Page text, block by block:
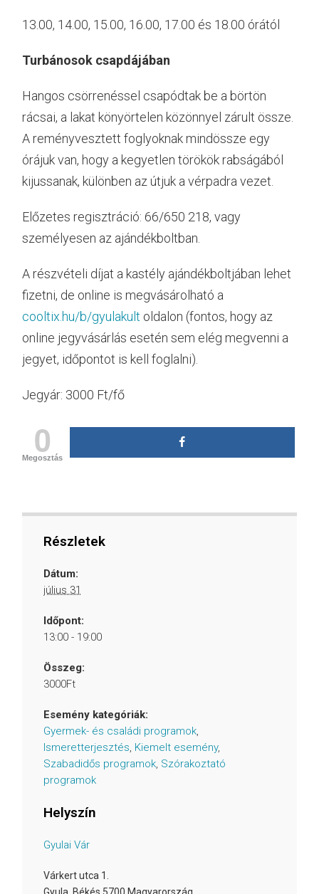
13.00, 14.00, 15.00, 16.00, 17.00 és 18.00 órától
Turbánosok csapdájában
Hangos csörrenéssel csapódtak be a börtön
rácsai, a lakat könyörtelen közönnyel zárult össze.
A reményvesztett foglyoknak mindössze egy
órájuk van, hogy a kegyetlen törökök rabságából
kijussanak, különben az útjuk a vérpadra vezet.
Előzetes regisztráció: 66/650 218, vagy
személyesen az ajándékboltban.
A részvételi díjat a kastély ajándékboltjában lehet
fizetni, de online is megvásárolható a
cooltix.hu/b/gyulakult oldalon (fontos, hogy az
online jegyvásárlás esetén sem elég megvenni a
jegyet, időpontot is kell foglalni).
Jegyár: 3000 Ft/fő
0
Megosztás
Részletek
Dátum:
július 31
Időpont:
13:00 - 19:00
Összeg:
3000Ft
Esemény kategóriák:
Gyermek- és családi programok,
Ismeretterjesztés, Kiemelt esemény,
Szabadidős programok, Szórakoztató
programok
Helyszín
Gyulai Vár
Várkert utca 1.